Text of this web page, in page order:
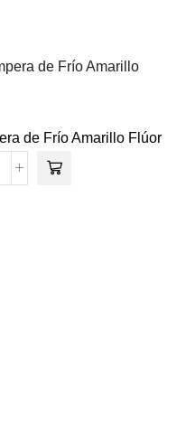
de Frío Amarillo Flúor